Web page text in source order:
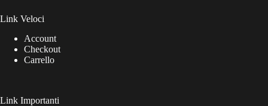
Link Veloci
Account
Checkout
Carrello
Link Importanti